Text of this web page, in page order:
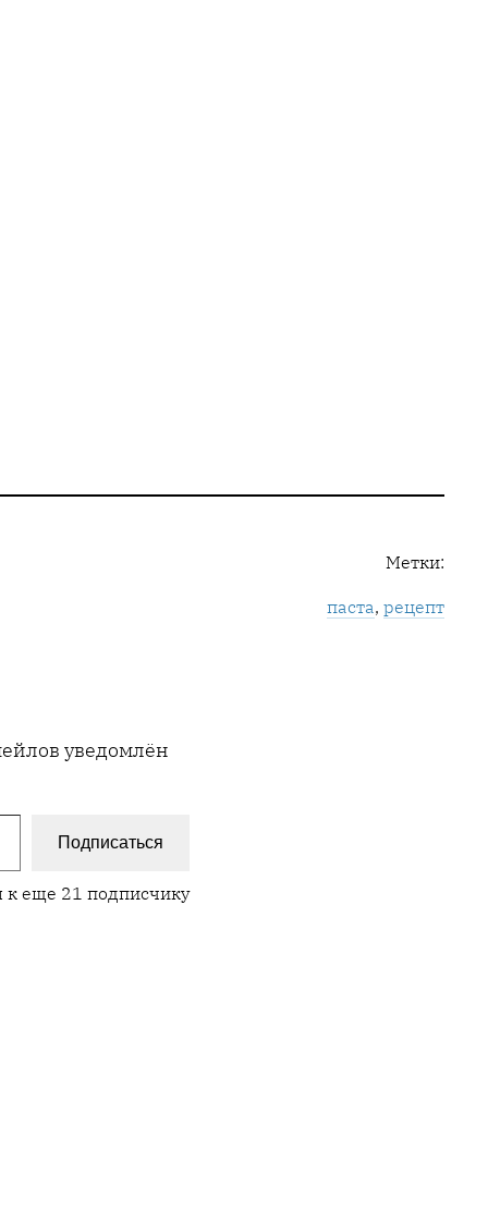
Метки:
паста, рецепт
уведомлён
Подписаться
к еще 21 подписчику